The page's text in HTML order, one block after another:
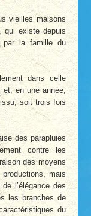
vieilles maisons
qui existe depuis
par la famille du
dans celle
et, en une année,
soit trois fois
des parapluies
contre les
des moyens
mais
l’élégance des
les branches de
du